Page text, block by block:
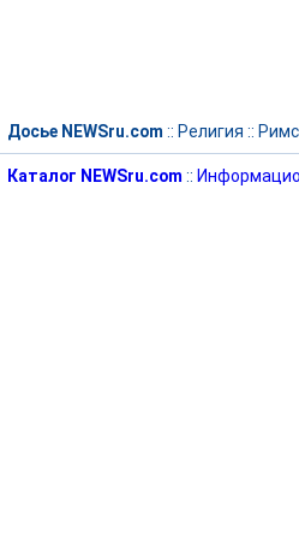
Досье NEWSru.com :: Религия ::
Каталог NEWSru.com ::